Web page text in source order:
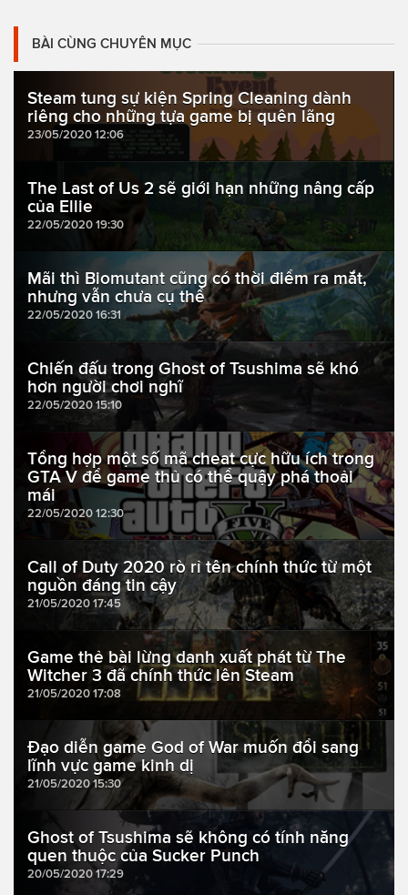
BÀI CÙNG CHUYÊN MỤC
Steam tung sự kiện Spring Cleaning dành
riêng cho những tựa game bị quên lãng
23/05/2020 12:06
The Last of Us 2 sẽ giới hạn những nâng cấp
của Ellie
22/05/2020 19:30
Mãi thì Biomutant cũng có thời điểm ra mắt,
nhưng vẫn chưa cụ thể
22/05/2020 16:31
Chiến đấu trong Ghost of Tsushima sẽ khó
hơn người chơi nghĩ
22/05/2020 15:10
Tổng hợp một số mã cheat cực hữu ích trong
GTA V để game thủ có thể quậy phá thoải
mái
22/05/2020 12:30
Call of Duty 2020 rò rỉ tên chính thức từ một
nguồn đáng tin cậy
21/05/2020 17:45
Game thẻ bài lừng danh xuất phát từ The
Witcher 3 đã chính thức lên Steam
21/05/2020 17:08
Đạo diễn game God of War muốn đổi sang
lĩnh vực game kinh dị
21/05/2020 15:30
Ghost of Tsushima sẽ không có tính năng
quen thuộc của Sucker Punch
20/05/2020 17:29